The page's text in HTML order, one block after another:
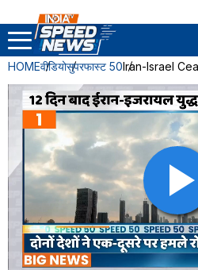
HOMEवीडियोसुपरफास्ट 50Iran-Israel